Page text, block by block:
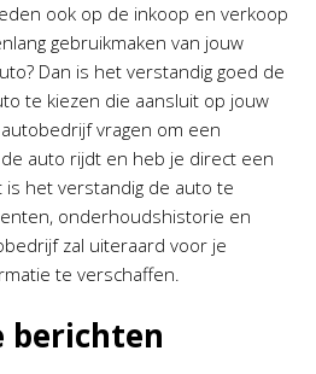
ook op de inkoop en verkoop
gebruikmaken van jouw
Dan is het verstandig goed de
te kiezen die aansluit op jouw
vragen om een
auto rijdt en heb je direct een
is het verstandig de auto te
onderhoudshistorie en
zal uiteraard voor je
te verschaffen.
berichten